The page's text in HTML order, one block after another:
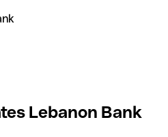
Lebanon Bank